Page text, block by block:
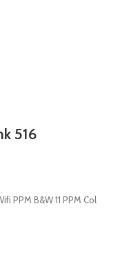
516
PPM B&W 11 PPM Col